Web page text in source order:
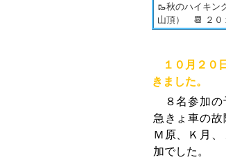
🥾秋のハイキン
山頂） 📆 ２０
１０月２０
きました。
８名参加の
急きょ車の故
Ｍ原、Ｋ月
加でした。